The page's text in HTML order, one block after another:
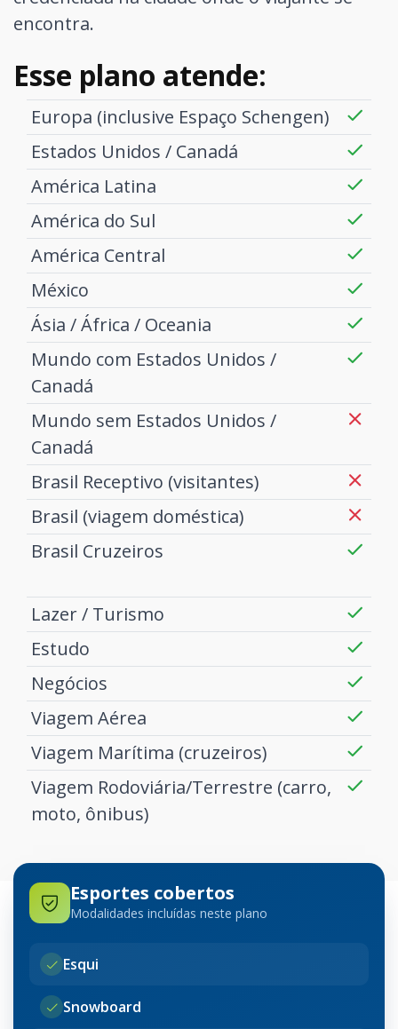
encontra.
Esse plano atende:
Europa (inclusive Espaço Schengen)
Estados Unidos / Canadá
América Latina
América do Sul
América Central
México
Ásia / África / Oceania
Mundo com Estados Unidos /
Canadá
Mundo sem Estados Unidos /
Canadá
Brasil Receptivo (visitantes)
Brasil (viagem doméstica)
Brasil Cruzeiros
Lazer / Turismo
Estudo
Negócios
Viagem Aérea
Viagem Marítima (cruzeiros)
Viagem Rodoviária/Terrestre (carro,
moto, ônibus)
Esportes cobertos
Modalidades incluídas neste plano
Esqui
Snowboard